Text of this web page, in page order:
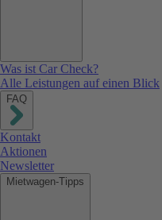
Was ist Car Check?
Alle Leistungen auf einen Blick
FAQ
Kontakt
Aktionen
Newsletter
Mietwagen-Tipps